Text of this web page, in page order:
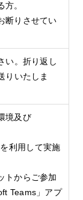
。
断りさせてい
い。折り返し
りいたしま
境及び
利用して実施
トからご参加
Teams」アプ